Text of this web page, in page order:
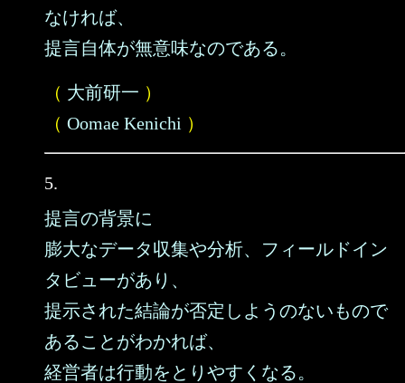
なければ、
提言自体が無意味なのである。
（ 大前研一 ）
（ Oomae Kenichi ）
5.
提言の背景に
膨大なデータ収集や分析、フィールドイン
タビューがあり、
提示された結論が否定しようのないもので
あることがわかれば、
経営者は行動をとりやすくなる。